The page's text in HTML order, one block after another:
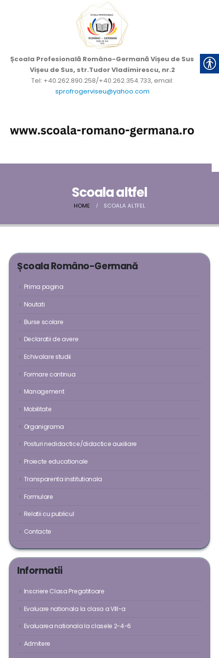
Școala Profesională Româno-Germană Vișeu de Sus
Vișeu de Sus, str.Tudor Vladimirescu, nr.2
Tel: +40.262.890.258/+40.262.354.733, email:
sprofrogerviseu@yahoo.com
Scoala altfel
HOME SCOALA ALTFEL
Școala Româno-Germană
Prima pagina
Noutati
Burse scolare
Declaratii de avere
Echivalare studii
Formare continua
Management
Mobilitate
Organigrama
Posturi nedidactice/didactice auxiliare
Proiecte educationale
Transparenta institutionala
Formulare
Relatii cu publicul
Contacte
Informatii
Inscriere Clasa Pregatitoare
Evaluare nationala la clasa a VIII-a
Evaluarea nationala la clasele 2-4-6
Admitere